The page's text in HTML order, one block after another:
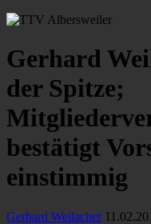
Gerhard
der Spitze;
bestätigt
einstimmig
Gerhard Weilacher